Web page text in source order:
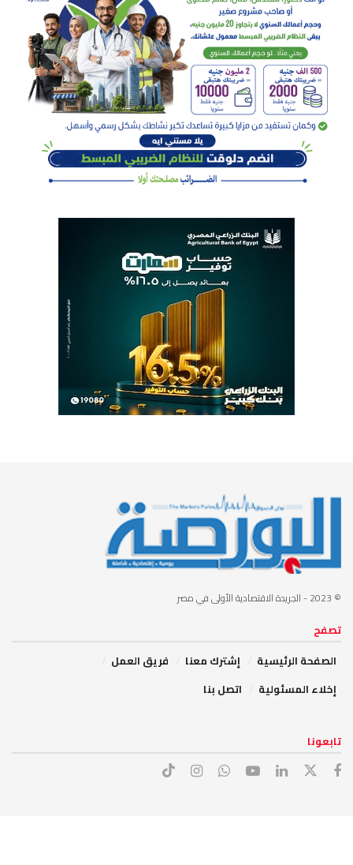
© 2023 - الجريدة الاقتصادية الأولى في مصر
تصفح
الصفحة الرئيسية
إشترك معنا
فريق العمل
إخلاء المسئولية
اتصل بنا
تابعونا